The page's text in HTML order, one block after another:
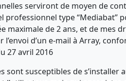
serviront de moyen de
professionnel type “Mediabat”
de 2 ans, et de mes
d’un e-mail à Array,
27 avril 2016
sont susceptibles de s’installer